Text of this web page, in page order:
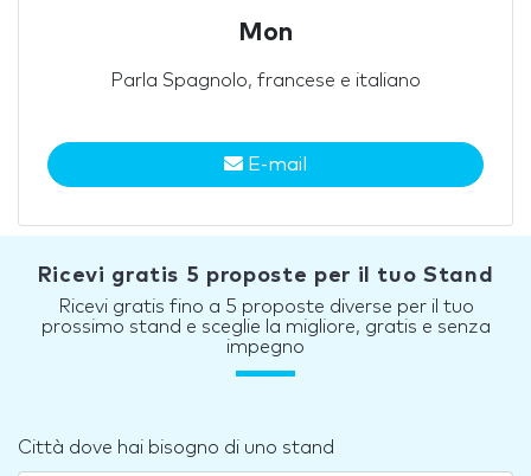
Mon
Parla Spagnolo, francese e italiano
E-mail
Ricevi gratis 5 proposte per il tuo Stand
Ricevi gratis fino a 5 proposte diverse per il tuo
prossimo stand e sceglie la migliore, gratis e senza
impegno
Città dove hai bisogno di uno stand